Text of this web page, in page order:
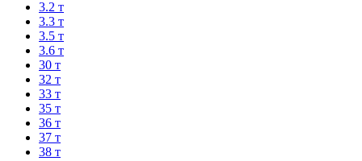
3.2 т
3.3 т
3.5 т
3.6 т
30 т
32 т
33 т
35 т
36 т
37 т
38 т